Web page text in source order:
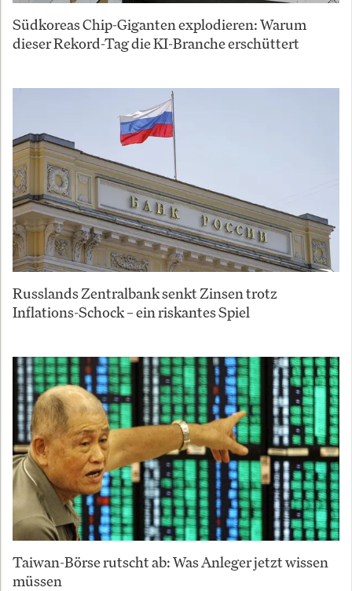
Südkoreas Chip-Giganten explodieren: Warum
dieser Rekord-Tag die KI-Branche erschüttert
Russlands Zentralbank senkt Zinsen trotz
Inflations-Schock – ein riskantes Spiel
Taiwan-Börse rutscht ab: Was Anleger jetzt wissen
müssen